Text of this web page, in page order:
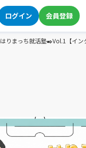
ログイン 会員登録
はりまっち就活塾✒️Vol.1【イン